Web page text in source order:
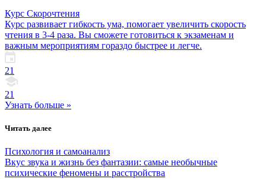
Курс Скорочтения
Курс развивает гибкость ума, помогает увеличить скорость
чтения в 3-4 раза. Вы сможете готовиться к экзаменам и
важным мероприятиям гораздо быстрее и легче.
21
21
Узнать больше »
Читать далее
Психология и самоанализ
Вкус звука и жизнь без фантазии: самые необычные
психические феномены и расстройства